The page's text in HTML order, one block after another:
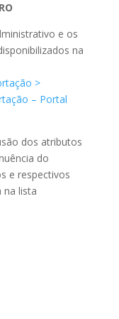
e os
na
>
– Portal
dos atributos
do
e respectivos
na lista